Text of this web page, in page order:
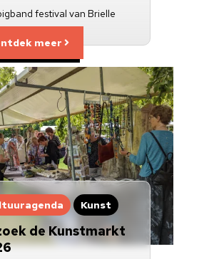
festival van Brielle
meer
Kunst
de Kunstmarkt